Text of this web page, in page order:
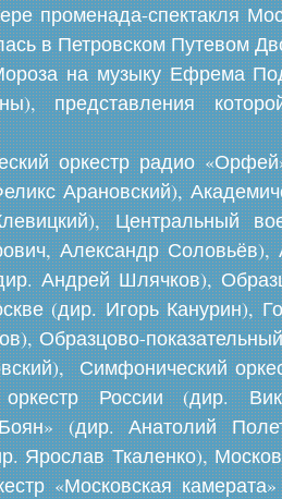
променада-спектакля
в Петровском Путевом
на музыку Ефрема
представления
оркестр радио
Арановский),
Центральный
Александр Соловьёв),
Андрей Шлячков),
(дир. Игорь Канурин),
Образцово-
Симфонический
России (дир.
(дир. Анатолий
Ярослав Ткаленко),
«Московская